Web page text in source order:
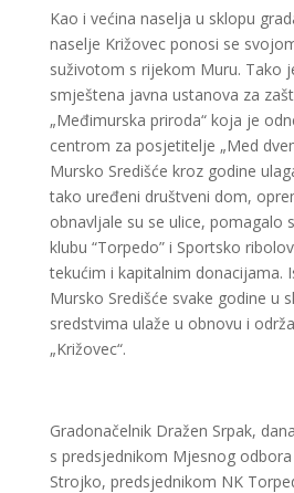
Kao i većina naselja u sklopu
naselje Križovec ponosi se
suživotom s rijekom Muru. Tako
smještena javna ustanova za
„Međimurska priroda“ koja je
centrom za posjetitelje „Med
Mursko Središće kroz godine
tako uređeni društveni dom,
obnavljale su se ulice, pomagalo
klubu “Torpedo” i Sportsko
tekućim i kapitalnim donacijama.
Mursko Središće svake godine u
sredstvima ulaže u obnovu i
„Križovec“.
Gradonačelnik Dražen Srpak,
s predsjednikom Mjesnog
Strojko, predsjednikom NK